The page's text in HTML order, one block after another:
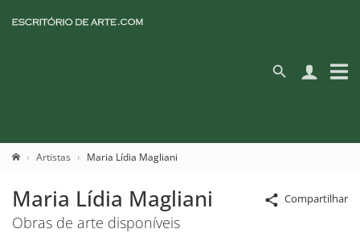
Artistas Maria Lídia Magliani
Compartilhar
Maria Lídia Magliani
Obras de arte disponíveis